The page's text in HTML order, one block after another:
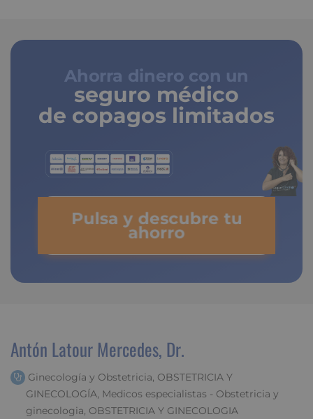
Ahorra dinero con un
seguro médico
de copagos limitados
Pulsa y descubre tu
ahorro
Antón Latour Mercedes, Dr.
Ginecología y Obstetricia, OBSTETRICIA Y
GINECOLOGÍA, Medicos especialistas - Obstetricia y
ginecologia, OBSTETRICIA Y GINECOLOGIA